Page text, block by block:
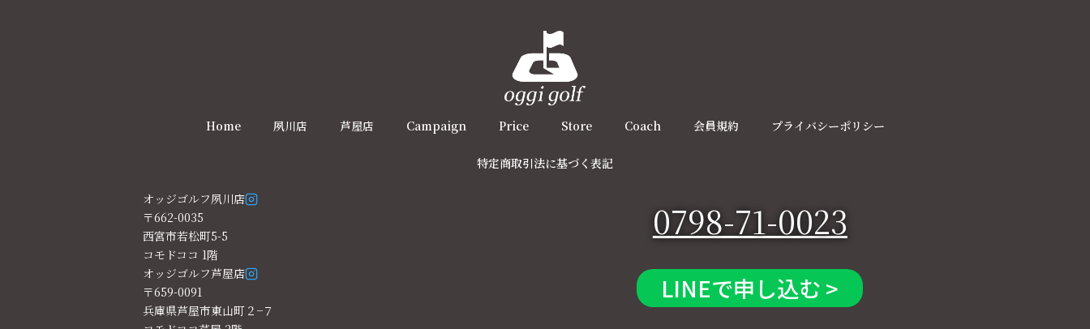
Home 夙川店 芦屋店 Campaign Price Store Coach 会員規約 プライバシーポリシー
特定商取引法に基づく表記
オッジゴルフ夙川店
〒662-0035
西宮市若松町5-5
コモドココ 1階
オッジゴルフ芦屋店
〒659-0091
兵庫県芦屋市東山町２−７
0798-71-0023
LINEで申し込む >